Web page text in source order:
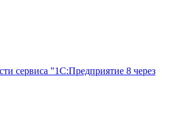
сервиса "1С:Предприятие 8 через